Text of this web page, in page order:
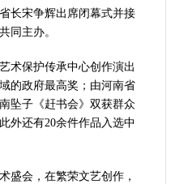
长宋争辉出席闭幕式并接
同主办。
术保护传承中心创作演出
的政府最高奖；由河南省
坠子《赶书会》双获群众
外还有20余件作品入选中
盛会，在繁荣文艺创作，